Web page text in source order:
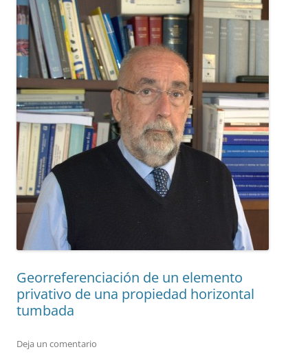
Georreferenciación de un elemento
privativo de una propiedad horizontal
tumbada
Deja un comentario